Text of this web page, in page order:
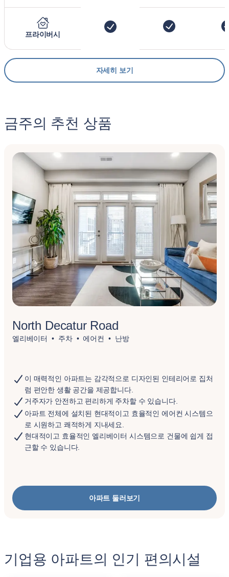
프라이버시
자세히 보기
금주의 추천 상품
North Decatur Road
엘리베이터 주차 에어컨 난방
이 매력적인 아파트는 감각적으로 디자인된 인테리어로 집처
럼 편안한 생활 공간을 제공합니다.
거주자가 안전하고 편리하게 주차할 수 있습니다.
아파트 전체에 설치된 현대적이고 효율적인 에어컨 시스템으
로 시원하고 쾌적하게 지내세요.
현대적이고 효율적인 엘리베이터 시스템으로 건물에 쉽게 접
근할 수 있습니다.
아파트 둘러보기
기업용 아파트의 인기 편의시설